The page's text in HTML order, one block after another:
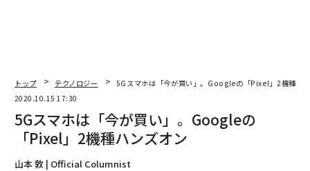
国防総省の受注を奪い合うアマゾンとマイクロソフトの熾烈な戦い
混迷深まるTikTokの米国移転、「取締役に孫正義」説が一時浮上
グーグル社員が自分のスマホからGmailを削除したワケ
トップ テクノロジー
5Gスマホは「今が買い」。Googleの「Pixel」2機種ハ
2020.10.15 17:30
5Gスマホは「今が買い」。Googleの
「Pixel」2機種ハンズオン
山本 敦 | Official Columnist